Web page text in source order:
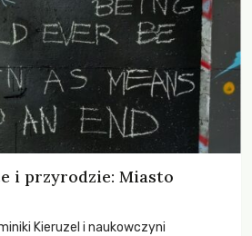
i przyrodzie: Miasto
Kieruzel i naukowczyni